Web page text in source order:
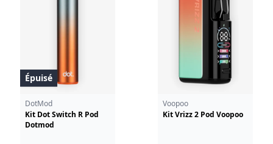
Épuisé
DotMod
Kit Dot Switch R Pod
Dotmod
Voopoo
Kit Vrizz 2 Pod Voopoo